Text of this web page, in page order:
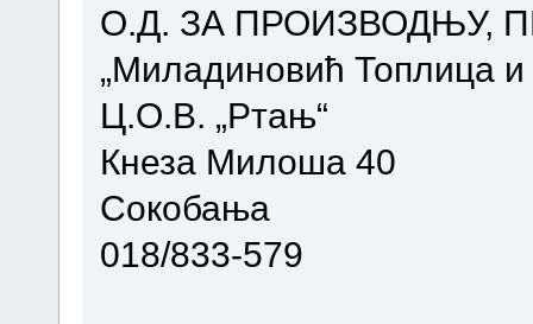
О.Д. ЗА ПРОИЗВОДЊУ,
„Миладиновић Топлица и
Ц.О.В. „Ртањ“
Кнеза Милоша 40
Сокобања
018/833-579